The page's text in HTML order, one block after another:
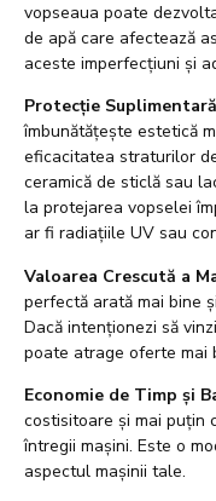
vopseaua poate
de apă care afectează
aceste imperfecțiuni și
Protecție
îmbunătățește estetică
eficacitatea straturilor
ceramică de sticlă sau
la protejarea vopselei
ar fi radiațiile UV sau
Valoarea Crescută a
perfectă arată mai bine
Dacă intenționezi să
poate atrage oferte mai
Economie de Timp și
costisitoare și mai puțin
întregii mașini. Este o
aspectul mașinii tale.